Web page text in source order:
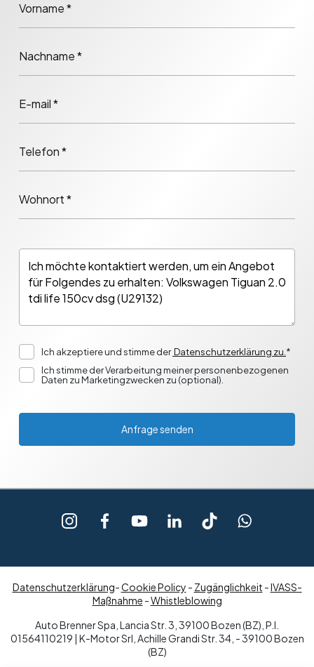
Vorname *
Nachname *
E-mail *
Telefon *
Wohnort *
Ich akzeptiere und stimme derDatenschutzerklärung zu.*
Ich stimme der Verarbeitung meiner personenbezogenen
Daten zu Marketingzwecken zu (optional).
Anfrage senden
Datenschutzerklärung-Cookie Policy - Zugänglichkeit -IVASS-
Maßnahme -Whistleblowing
Auto Brenner Spa, Lancia Str. 3, 39100 Bozen (BZ), P.I.
01564110219 | K-Motor Srl, Achille Grandi Str. 34, - 39100 Bozen
(BZ)